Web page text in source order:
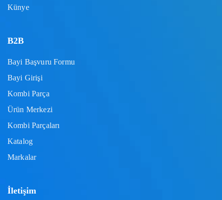
Künye
B2B
Bayi Başvuru Formu
Bayi Girişi
Kombi Parça
Ürün Merkezi
Kombi Parçaları
Katalog
Markalar
İletişim